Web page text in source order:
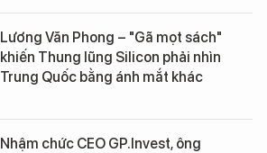
Lương Văn Phong – "Gã mọt sách"
khiến Thung lũng Silicon phải nhìn
Trung Quốc bằng ánh mắt khác
Nhậm chức CEO GP.Invest, ông